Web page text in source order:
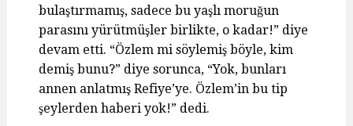
bulaştırmamış, sadece bu yaşlı moruğun
parasını yürütmüşler birlikte, o kadar!” diye
devam etti. “Özlem mi söylemiş böyle, kim
demiş bunu?” diye sorunca, “Yok, bunları
annen anlatmış Refiye’ye. Özlem’in bu tip
şeylerden haberi yok!” dedi.